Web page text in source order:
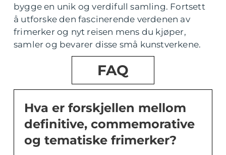
bygge en unik og verdifull samling. Fortsett
å utforske den fascinerende verdenen av
frimerker og nyt reisen mens du kjøper,
samler og bevarer disse små kunstverkene.
FAQ
Hva er forskjellen mellom
definitive, commemorative
og tematiske frimerker?